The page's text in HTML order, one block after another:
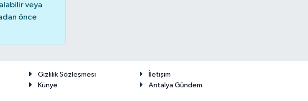
veya
önce
Gizlilik Sözleşmesi
İletişim
Künye
Antalya Gündem